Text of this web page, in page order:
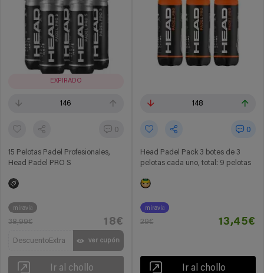
EXPIRADO
146
0
15 Pelotas Padel Profesionales,
Head Padel PRO S
miravia
38,99€ 18€
DescuentoExtra ver cupón
Ir al chollo
148
0
Head Padel Pack 3 botes de 3
pelotas cada uno, total: 9 pelotas
miravia
29€ 13,45€
Ir al chollo